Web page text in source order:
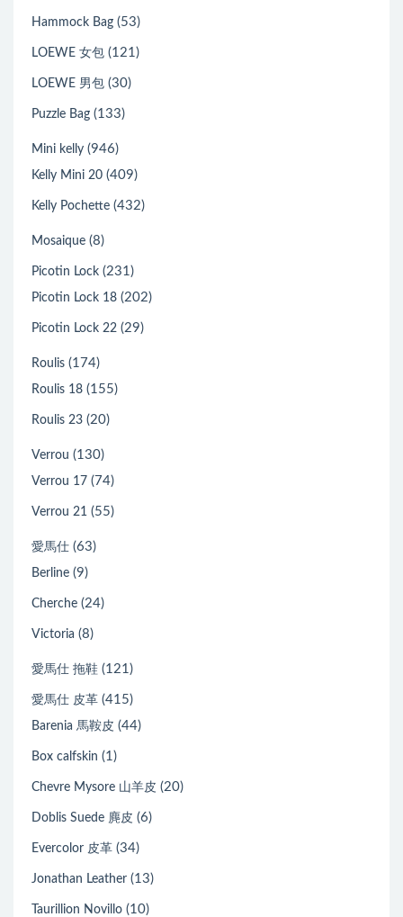
Hammock Bag (53)
LOEWE 女包 (121)
LOEWE 男包 (30)
Puzzle Bag (133)
Mini kelly (946)
Kelly Mini 20 (409)
Kelly Pochette (432)
Mosaique (8)
Picotin Lock (231)
Picotin Lock 18 (202)
Picotin Lock 22 (29)
Roulis (174)
Roulis 18 (155)
Roulis 23 (20)
Verrou (130)
Verrou 17 (74)
Verrou 21 (55)
愛馬仕 (63)
Berline (9)
Cherche (24)
Victoria (8)
愛馬仕 拖鞋 (121)
愛馬仕 皮革 (415)
Barenia 馬鞍皮 (44)
Box calfskin (1)
Chevre Mysore 山羊皮 (20)
Doblis Suede 麂皮 (6)
Evercolor 皮革 (34)
Jonathan Leather (13)
Taurillion Novillo (10)